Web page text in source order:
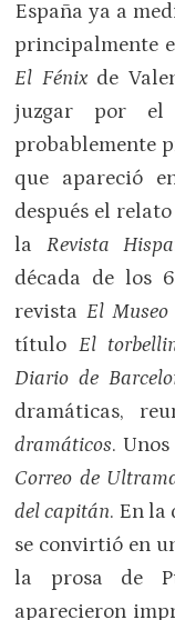
España ya a
principalmente
El Fénix de
juzgar por
probablemente
que apareció
después el
la Revista
década de los
revista El
título El
Diario de
dramáticas,
dramáticos.
Correo de
del capitán. En la
se convirtió en
la prosa de
aparecieron